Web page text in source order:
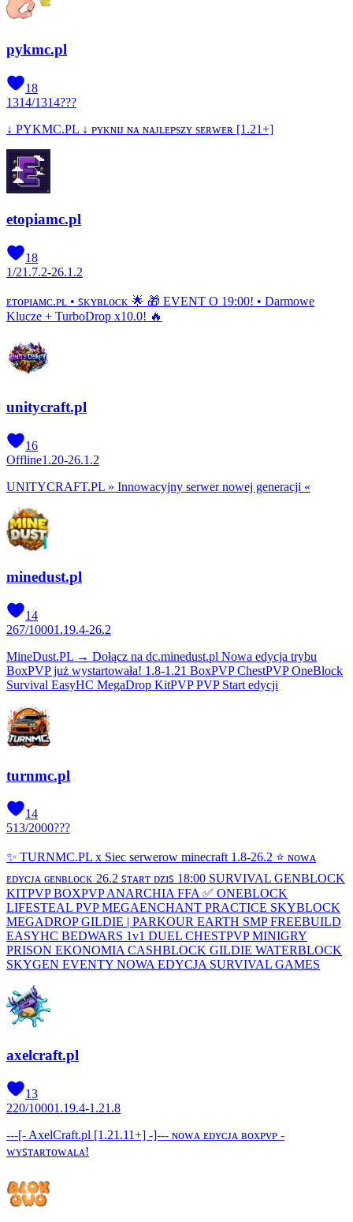
pykmc.pl
18
1314/1314???
↓ PYKMC.PL ↓ ᴘʏᴋɴɪᴊ ɴᴀ ɴᴀᴊʟᴇᴘѕᴢʏ ѕᴇʀᴡᴇʀ [1.21+]
etopiamc.pl
18
1/21.7.2-26.1.2
ᴇᴛᴏᴘɪᴀᴍᴄ.ᴘʟ • ꜱᴋʏʙʟᴏᴄᴋ 🌟 🎁 EVENT O 19:00! • Darmowe
Klucze + TurboDrop x10.0! 🔥
unitycraft.pl
16
Offline1.20-26.1.2
UNITYCRAFT.PL » Innowacyjny serwer nowej generacji «
minedust.pl
14
267/10001.19.4-26.2
MineDust.PL → Dołącz na dc.minedust.pl Nowa edycja trybu
BoxPVP już wystartowała! 1.8-1.21 BoxPVP ChestPVP OneBlock
Survival EasyHC MegaDrop KitPVP PVP Start edycji
turnmc.pl
14
513/2000???
✨ TURNMC.PL x Siec serwerow minecraft 1.8-26.2 ⭐ ɴᴏᴡᴀ
ᴇᴅʏᴄᴊᴀ ɢᴇɴʙʟᴏᴄᴋ 26.2 ꜱᴛᴀʀᴛ ᴅᴢɪꜱ 18:00 SURVIVAL GENBLOCK
KITPVP BOXPVP ANARCHIA FFA ✅ ONEBLOCK
LIFESTEAL PVP MEGAENCHANT PRACTICE SKYBLOCK
MEGADROP GILDIE | PARKOUR EARTH SMP FREEBUILD
EASYHC BEDWARS 1v1 DUEL CHESTPVP MINIGRY
PRISON EKONOMIA CASHBLOCK GILDIE WATERBLOCK
SKYGEN EVENTY NOWA EDYCJA SURVIVAL GAMES
axelcraft.pl
13
220/10001.19.4-1.21.8
---[- AxelCraft.pl [1.21.11+] -]--- ɴᴏᴡᴀ ᴇᴅʏᴄᴊᴀ ʙᴏxᴘᴠᴘ -
ᴡʏꜱᴛᴀʀᴛᴏᴡᴀʟᴀ!